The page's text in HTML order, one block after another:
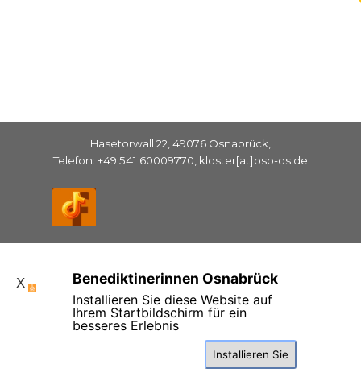
Hasetorwall 22, 49076 Osnabrück,
Telefon: +49 541 60009770, kloster[at]osb-os.de
Benediktinerinnen Osnabrück
Installieren Sie diese Website auf
Ihrem Startbildschirm für ein
besseres Erlebnis
Installieren Sie
X